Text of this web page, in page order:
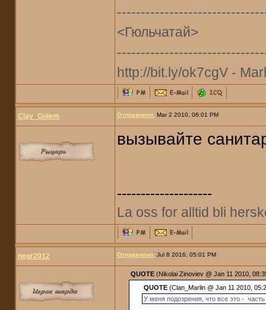
<Гюльчатай>
http://bit.ly/ok7cgV -
Clay_Golem Отправлено:Mar 2 2010, 06:01 PM
вызывайте
--------------------
La oss for alltid bli
negr2012 Отправлено:Jul 8 2016, 05:01 PM
QUOTE(Nikolai Zinoviev @ Jan 11 2010,
QUOTE(Clan_Marlin @ Jan 11 2010,
У меня подозрения, что все это -